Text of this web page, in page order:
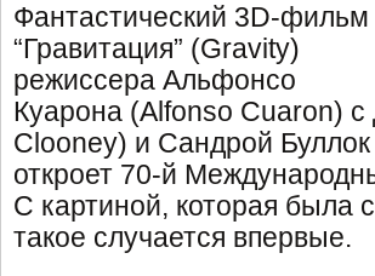
Фантастический 3D-фильм
“Гравитация” (Gravity)
режиссера Альфонсо
Куарона (Alfonso Cuaron)
Clooney) и Сандрой
откроет 70-й
С картиной, которая была
такое случается впервые.